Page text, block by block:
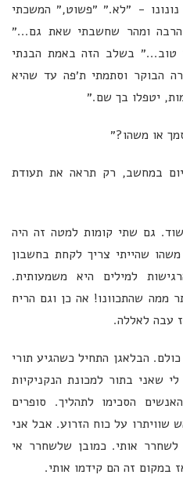
- ״לא.״ ״פשוט,״ המשכתי
ומהר שחשבתי שאת גם...״
טוב...״ בשלב הזה באמת הבנתי
הבוקר וסתמתי ת׳פה עד שהיא
יטפלו בך שם.״
או משהו?״
במחשב, רק תראה את תעודת
גם שתי קומות למטה זה היה
שהייתי צריך לקחת בחשבון
למילים היא משמעותית.
ממה שהתכוונו! אה כן וגם הריח
עבה לאללה.
הבלאגן התחיל כשהגיע תורי
שאני בתור למכונת הנקניקיות
הסכימו לתהליך. סופרים
שוויתרו על כוח הזרוע. אבל אני
לשחרר אותי. כמובן שלשחרר אי
במקום זה הם קידמו אותי.